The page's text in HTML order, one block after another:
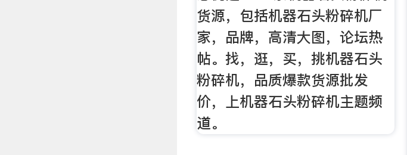
货源，包括机器石头粉碎机厂
家，品牌，高清大图，论坛热
帖。找，逛，买，挑机器石头
粉碎机，品质爆款货源批发
价，上机器石头粉碎机主题频
道。